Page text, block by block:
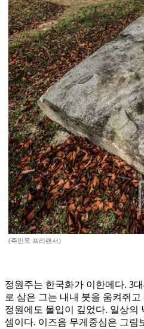
(주민욱 프리랜서)
정원주는 한국화가 이한메다. 3
로 삼은 그는 내내 붓을 움켜쥐
정원에도 몰입이 깊었다. 일상의
셈이다. 이즈음 무게중심은 그림